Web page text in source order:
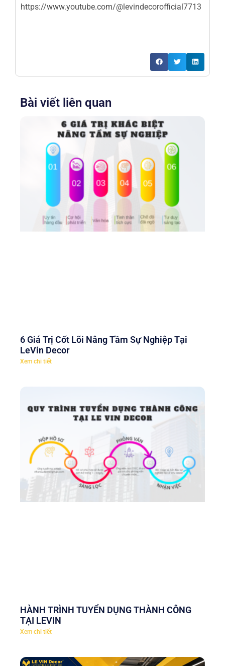
https://www.youtube.com/@levindecorofficial7713
Bài viết liên quan
6 Giá Trị Cốt Lõi Nâng Tầm Sự Nghiệp Tại
LeVin Decor
Xem chi tiết
HÀNH TRÌNH TUYỂN DỤNG THÀNH CÔNG
TẠI LEVIN
Xem chi tiết